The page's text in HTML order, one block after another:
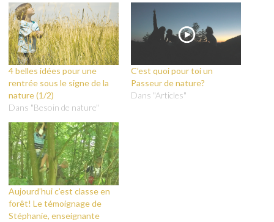
4 belles idées pour une
rentrée sous le signe de la
nature (1/2)
Dans "Besoin de nature"
C’est quoi pour toi un
Passeur de nature?
Dans "Articles"
Aujourd’hui c’est classe en
forêt! Le témoignage de
Stéphanie, enseignante